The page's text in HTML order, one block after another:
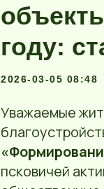
году:
2026-03-05 08:48
Уважаемые
псковичей